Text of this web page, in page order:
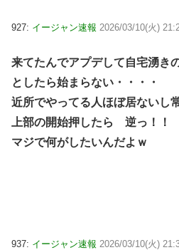
927: イージャン速報 2026/03/10(火)
来てたんでアプデして自宅湧き
としたら始まらない・・・・
近所でやってる人ほぼ居ないし
上部の開始押したら 逆っ！！
マジで何がしたいんだよｗ
937: イージャン速報 2026/03/10(火)